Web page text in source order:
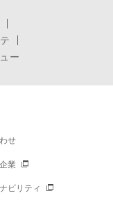
ー
せ
業
ビリティ